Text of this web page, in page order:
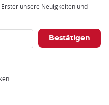
unsere Neuigkeiten und